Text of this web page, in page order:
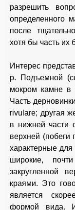
разрешить
определенного
после
хотя бы часть их
Интерес
р. Подъемной
мокром камне
Часть
rivulare; другая
в нижней части
верхней (побеги
характерные
широкие,
закругленной
краями. Это
является
формой вида.